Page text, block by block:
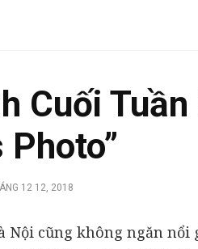
Cuối
12 12, 2018
Nội cũng không ngăn nổi